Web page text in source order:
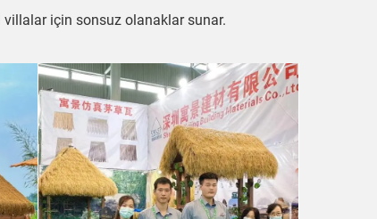
villalar için sonsuz olanaklar sunar.